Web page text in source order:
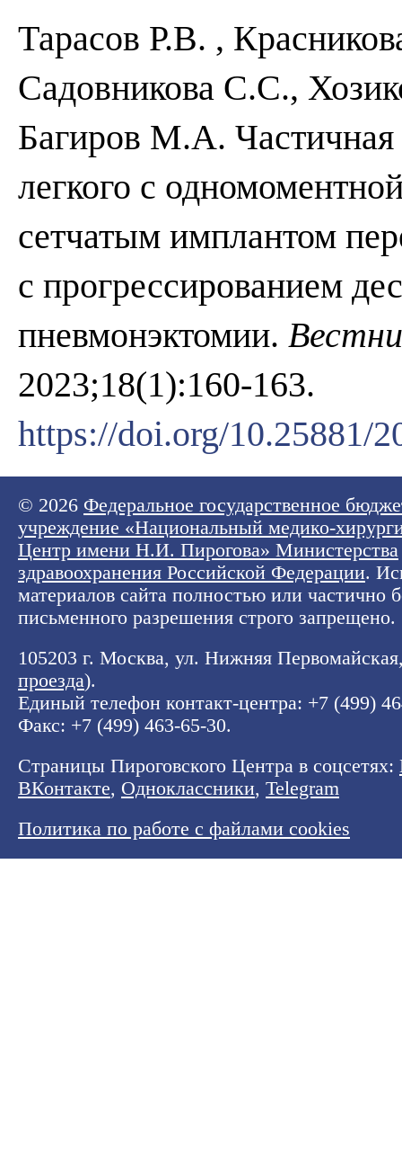
Тарасов Р.В. ,
Садовникова C.С.,
Багиров М.А. Частичная
легкого с
сетчатым имплантом
c прогрессированием
пневмонэктомии.
2023;18(1):160-163.
https://doi.org/10.25881/
© 2026 Федеральное государственное
учреждение «Национальный медико-
Центр имени Н.И. Пирогова» Министерства
здравоохранения Российской Федерации.
материалов сайта полностью или частично
письменного разрешения строго запрещено.
105203 г. Москва, ул. Нижняя
проезда).
Единый телефон контакт-центра: +7 (499)
Факс: +7 (499) 463-65-30.
Страницы Пироговского Центра в соцсетях:
ВКонтакте, Одноклассники, Telegram
Политика по работе с файлами cookies